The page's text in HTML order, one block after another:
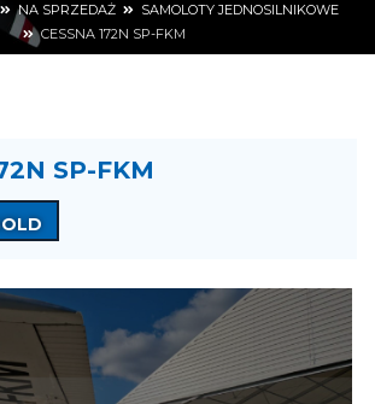
NA SPRZEDAŻ
SAMOLOTY JEDNOSILNIKOWE
CESSNA 172N SP-FKM
SP-FKM